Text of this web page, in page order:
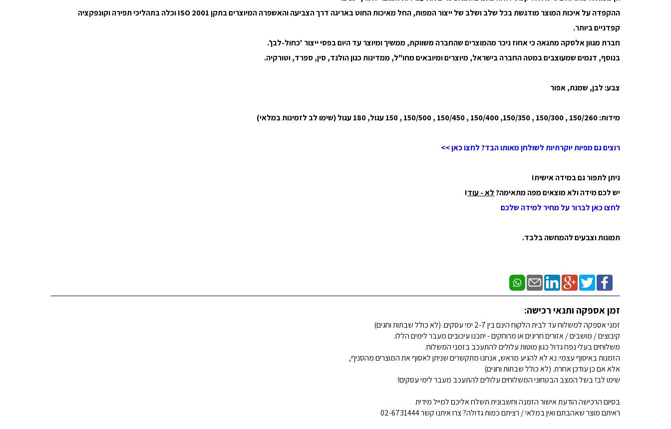
ההקפדה על איכות המוצר מודגשת בכל שלב ושלב של ייצור המפות, החל מאיכות החוט באריגה דרך הצביעה והאשפרה המיוצרים בתקן 2001 ISO וכלה בתהליכי תפירה וקונפקציה
קפדניים ביותר.
חברת מגוון אלסקה מתגאה כי אחוז ניכר מהמוצרים שהחברה משווקת, ממשיך ומיוצר עד היום בפסי ייצור 'כחול-לבן'.
בנוסף, דגמים שמעוצבים במטה החברה בישראל, מיוצרים ומיובאים מחו"ל, ממדינות כגון הולנד, סין, ספרד, וטורקיה.
צבע: לבן, שמנת, אפור
מידות: 150/260 , 150/300 , 150/350, 150/400 , 150/450 , 150/500 , 150 עגול, 180 עגול (שימו לב לזמינות במלאי)
רוצים גם מפיות יוקרתיות לשולחן מאותו הבד? לחצו כאן >>
ניתן לתפור גם במידה אישית!
יש לכם מידה ולא מוצאים מפה מתאימה?לא - עוד!
לחצו כאן לברור על מחיר למידה שלכם
תמונות וצבעים להמחשה בלבד.
זמן אספקה ותנאי רכישה:
זמני אספקה למשלוח עד לבית הלקוח הינם בין 2-7 ימי עסקים. (לא כולל שבתות וחגים)
קיבוצים / מושבים / אזורים חריגים או מרוחקים - יתכנו עיכובים מעבר לימים הללו.
משלוחים בעלי נפח גדול כגון מוטות עלולים להתעכב בזמני המשלוח.
הזמנות באיסוף עצמי: נא לא להגיע מראש, אנחנו מתקשרים שניתן לאסוף את המוצרים מהסניף,
אלא אם כן עודכן אחרת. (לא כולל שבתות וחגים)
שימו לב! בשל המצב הבטחוני המשלוחים עלולים להתעכב מעבר לימי עסקים!
בסיום הרכישה הודעת אישור הזמנה וחשבונית תשלח אליכם למייל מידית
ראיתם מוצר שאהבתם ואין במלאי / רציתם כמות גדולה? צרו איתנו קשר 02-6731444